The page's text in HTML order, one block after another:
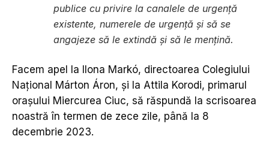
publice cu privire la canalele de urgență
existente, numerele de urgență și să se
angajeze să le extindă și să le mențină.
Facem apel la Ilona Markó, directoarea Colegiului
Național Márton Áron, și la Attila Korodi, primarul
orașului Miercurea Ciuc, să răspundă la scrisoarea
noastră în termen de zece zile, până la 8
decembrie 2023.